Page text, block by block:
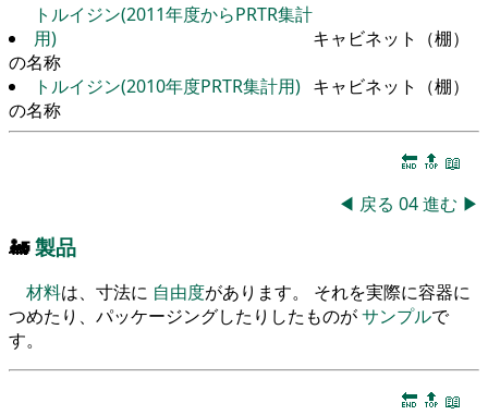
トルイジン(2011年度からPRTR集計
用)
キャビネット（棚）
の名称
トルイジン(2010年度PRTR集計用) キャビネット（棚）
の名称
🔚 🔝 📖
◀ 戻る 04進む ▶
🚂製品
材料は、寸法に 自由度があります。 それを実際に容器に
つめたり、パッケージングしたりしたものがサンプルで
す。
🔚 🔝 📖